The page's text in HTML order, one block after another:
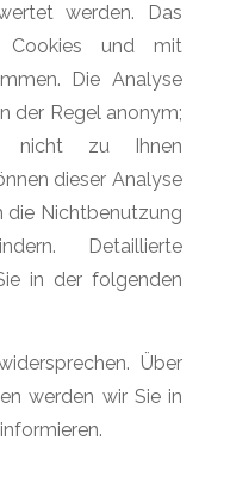
werden. Das
und mit
Die Analyse
der Regel anonym;
nicht zu Ihnen
dieser Analyse
die Nichtbenutzung
Detaillierte
in der folgenden
Über
werden wir Sie in